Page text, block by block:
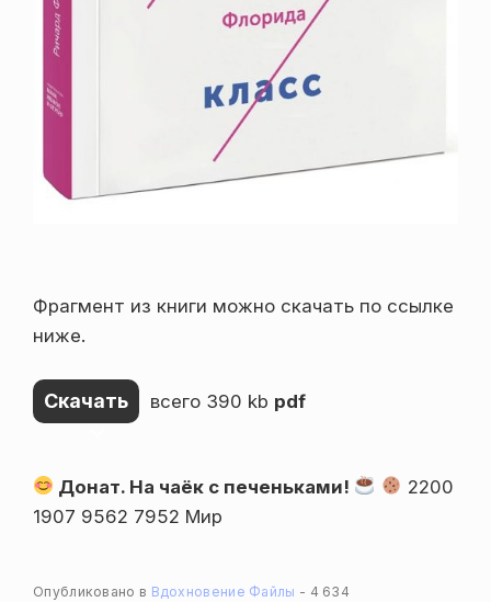
Фрагмент из книги можно скачать по ссылке
ниже.
Скачать всего 390 kb pdf
Донат. На чаёк с печеньками!
2200
1907 9562 7952 Мир
Опубликовано в Вдохновение Файлы 4 634